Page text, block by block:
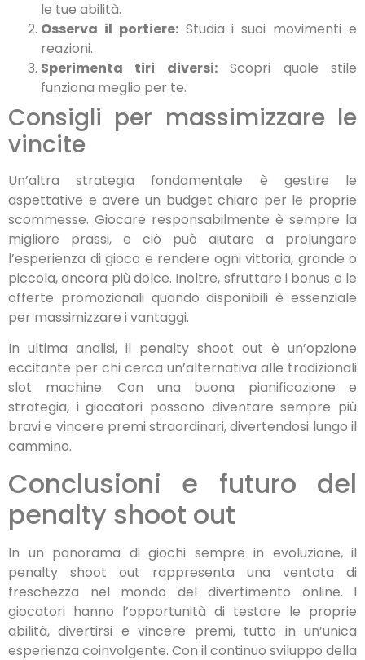
le tue abilità.
Osserva il portiere:Studia i suoi movimenti e
reazioni.
Sperimenta tiri diversi:Scopri quale stile
funziona meglio per te.
Consigli per massimizzare le
vincite
Un’altra strategia fondamentale è gestire le
aspettative e avere un budget chiaro per le proprie
scommesse. Giocare responsabilmente è sempre la
migliore prassi, e ciò può aiutare a prolungare
l’esperienza di gioco e rendere ogni vittoria, grande o
piccola, ancora più dolce. Inoltre, sfruttare i bonus e le
offerte promozionali quando disponibili è essenziale
per massimizzare i vantaggi.
In ultima analisi, il penalty shoot out è un’opzione
eccitante per chi cerca un’alternativa alle tradizionali
slot machine. Con una buona pianificazione e
strategia, i giocatori possono diventare sempre più
bravi e vincere premi straordinari, divertendosi lungo il
cammino.
Conclusioni e futuro del
penalty shoot out
In un panorama di giochi sempre in evoluzione, il
penalty shoot out rappresenta una ventata di
freschezza nel mondo del divertimento online. I
giocatori hanno l’opportunità di testare le proprie
abilità, divertirsi e vincere premi, tutto in un’unica
esperienza coinvolgente. Con il continuo sviluppo della